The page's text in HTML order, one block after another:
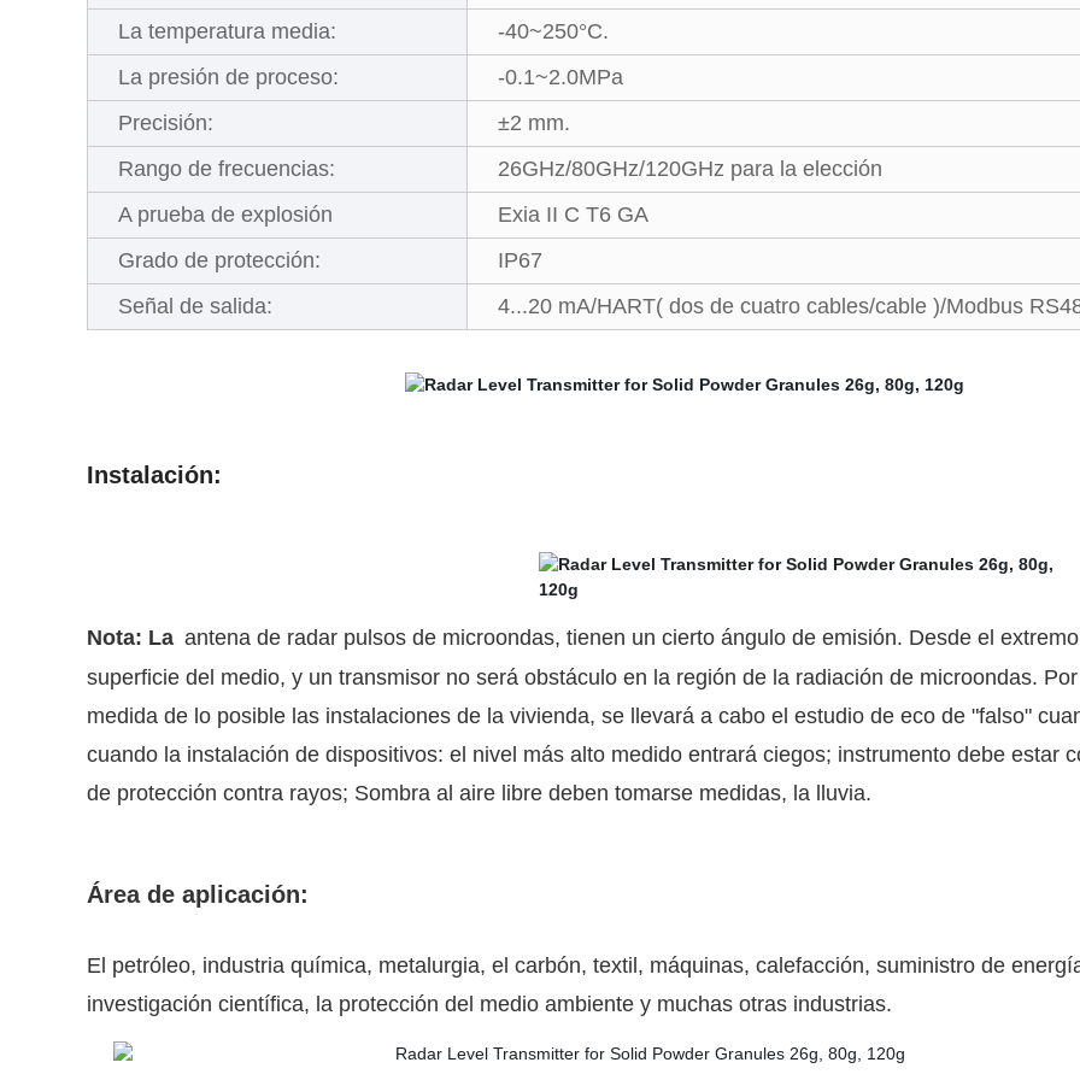
La temperatura media:
-40~250°C.
La presión de proceso:
-0.1~2.0MPa
Precisión:
±2 mm.
Rango de frecuencias:
26GHz/80GHz/120GHz para la elección
A prueba de explosión
Exia II C T6 GA
Grado de protección:
IP67
Señal de salida:
4...20 mA/HART( dos de cuatro cables/cable )/Modbus
Instalación:
Nota: La antena de radar pulsos de microondas, tienen un cierto ángulo de emisión. Desde el
superficie del medio, y un transmisor no será obstáculo en la región de la radiación de microondas.
medida de lo posible las instalaciones de la vivienda, se llevará a cabo el estudio de eco de "falso"
cuando la instalación de dispositivos: el nivel más alto medido entrará ciegos; instrumento debe estar
de protección contra rayos; Sombra al aire libre deben tomarse medidas, la lluvia.
Área de aplicación:
El petróleo, industria química, metalurgia, el carbón, textil, máquinas, calefacción, suministro de
investigación científica, la protección del medio ambiente y muchas otras industrias.